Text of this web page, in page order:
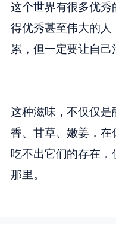
这个世界有很多优
得优秀甚至伟大的
累，但一定要让自己
这种滋味，不仅仅是
香、甘草、嫩姜，
吃不出它们的存在
那里。